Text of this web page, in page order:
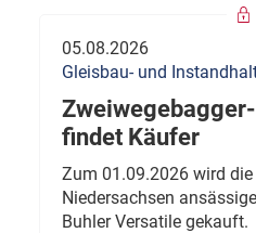
05.08.2026
Gleisbau- und
findet Käufer
Zum 01.09.2026 wird
Niedersachsen
Buhler Versatile gekauft.